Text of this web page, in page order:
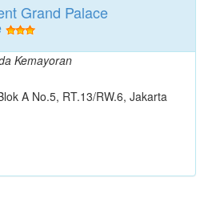
Grand Palace
Kemayoran
A No.5, RT.13/RW.6, Jakarta